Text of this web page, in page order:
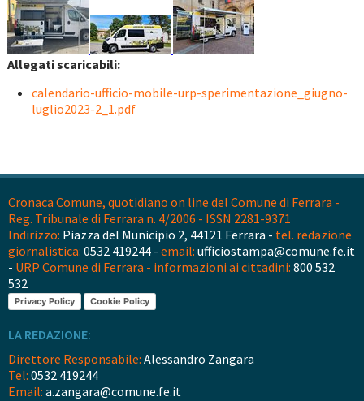
Allegati scaricabili:
calendario-ufficio-mobile-urp-sperimentazione_giugno-
luglio2023-2_1.pdf
Cronaca Comune, quotidiano on line del Comune di Ferrara -
Reg. Tribunale di Ferrara n. 4/2006 - ISSN 2281-9371
Indirizzo: Piazza del Municipio 2, 44121 Ferrara - tel. redazione
giornalistica: 0532 419244 - email: ufficiostampa@comune.fe.it
- URP Comune di Ferrara - informazioni ai cittadini: 800 532
532
Privacy Policy Cookie Policy
LA REDAZIONE:
Direttore Responsabile: Alessandro Zangara
Tel: 0532 419244
Email: a.zangara@comune.fe.it